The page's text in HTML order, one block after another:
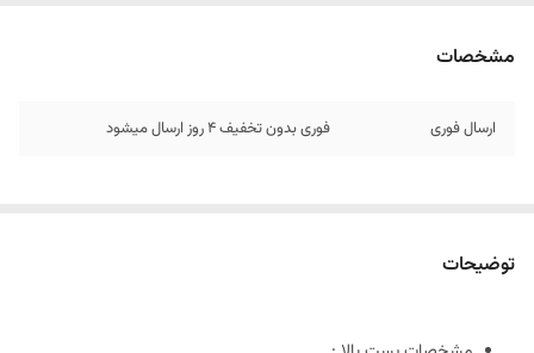
مشخصات
ارسال فوری فوری بدون تخفیف 4 روز ارسال میشود
توضیحات